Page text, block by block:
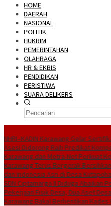
HOME
DAERAH
NASIONAL
POLITIK
HUKRIM
PEMERINTAHAN
OLAHRAGA
HR & EKBIS
PENDIDIKAN
PERISTIWA
SUARA DELIKERS
NHRI–KADIN Karawang Gelar
Asesi Didorong Raih Predikat
Karawang dan Metra-Net Perkuat
Karawang Terus Bergerak
dan Indonesia Asri di Desa
SDN Ciptamarga II Diduga Abaikan
Pekerjaan Fisik Desa, Dua Aset
Karawang Bakal Berhentikan Kades